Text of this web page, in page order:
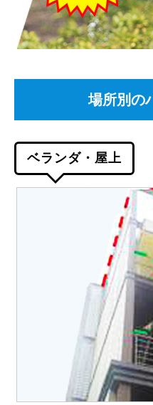
場所別の
ベランダ・屋上